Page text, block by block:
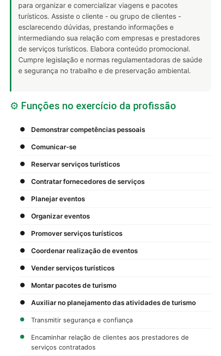
para organizar e comercializar viagens e pacotes
turísticos. Assiste o cliente - ou grupo de clientes -
esclarecendo dúvidas, prestando informações e
intermediando sua relação com empresas e prestadores
de serviços turísticos. Elabora conteúdo promocional.
Cumpre legislação e normas regulamentadoras de saúde
e segurança no trabalho e de preservação ambiental.
⚙️ Funções no exercício da profissão
Demonstrar competências pessoais
Comunicar-se
Reservar serviços turísticos
Contratar fornecedores de serviços
Planejar eventos
Organizar eventos
Promover serviços turísticos
Coordenar realização de eventos
Vender serviços turísticos
Montar pacotes de turismo
Auxiliar no planejamento das atividades de turismo
Transmitir segurança e confiança
Encaminhar relação de clientes aos prestadores de
serviços contratados